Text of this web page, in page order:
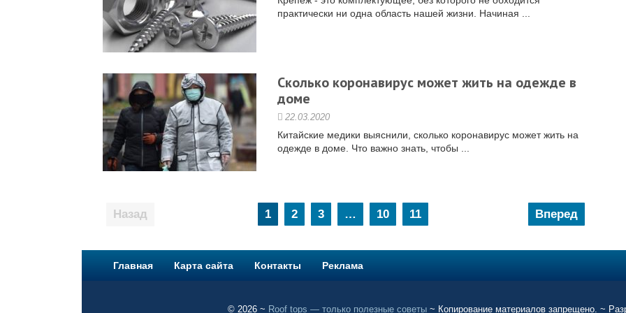
практически ни одна область нашей жизни. Начиная ...
Сколько коронавирус может жить на одежде в
доме
22.03.2020
Китайские медики выяснили, сколько коронавирус может жить на
одежде в доме. Что важно знать, чтобы ...
записей
1 2 3 … 10 11 Вперед
Главная Карта сайта Контакты Реклама
© 2026~ Roof tops — только полезные советы~ Копирование материалов запрещено. ~